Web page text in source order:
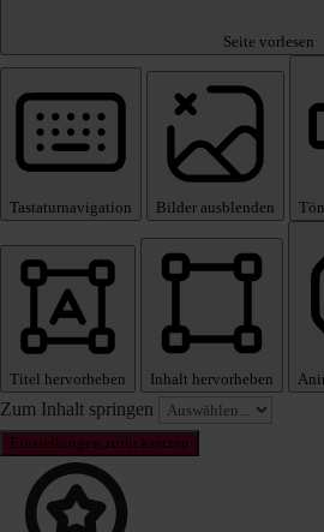
Seite vorlesen
Tastaturnavigation Bilder ausblenden
Titel hervorheben Inhalt hervorheben
Zum Inhalt springen
Einstellungen zurücksetzen